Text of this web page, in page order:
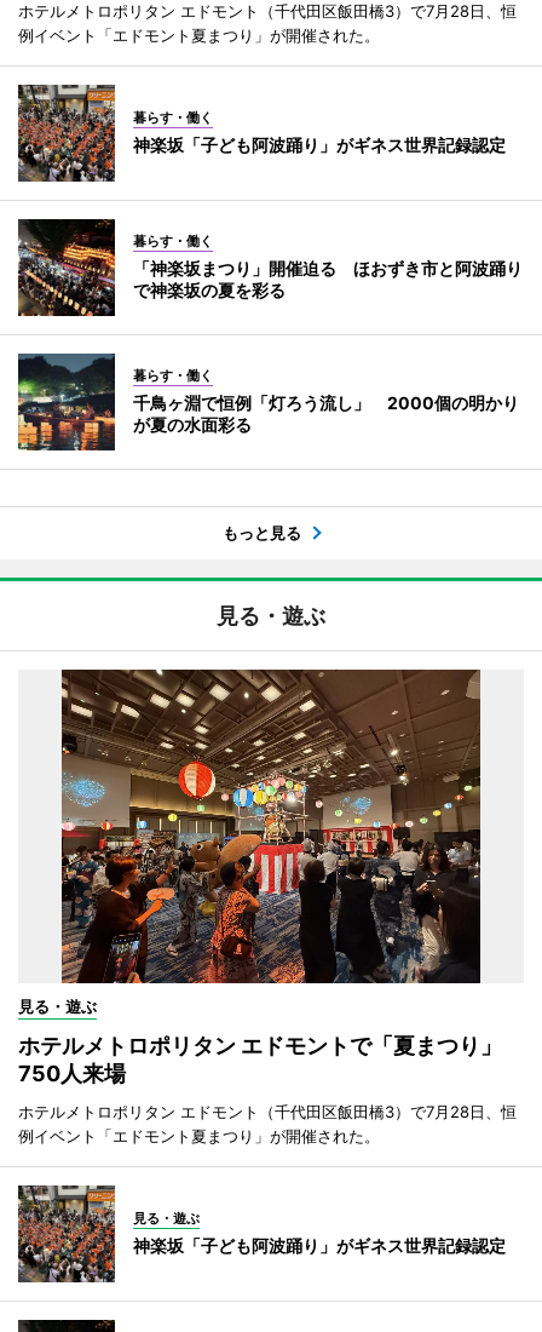
ホテルメトロポリタン エドモント（千代田区飯田橋3）で7月28日、恒
例イベント「エドモント夏まつり」が開催された。
暮らす・働く
神楽坂「子ども阿波踊り」がギネス世界記録認定
暮らす・働く
「神楽坂まつり」開催迫る ほおずき市と阿波踊り
で神楽坂の夏を彩る
暮らす・働く
千鳥ヶ淵で恒例「灯ろう流し」 2000個の明かり
が夏の水面彩る
もっと見る
見る・遊ぶ
見る・遊ぶ
ホテルメトロポリタン エドモントで「夏まつり」
750人来場
ホテルメトロポリタン エドモント（千代田区飯田橋3）で7月28日、恒
例イベント「エドモント夏まつり」が開催された。
見る・遊ぶ
神楽坂「子ども阿波踊り」がギネス世界記録認定